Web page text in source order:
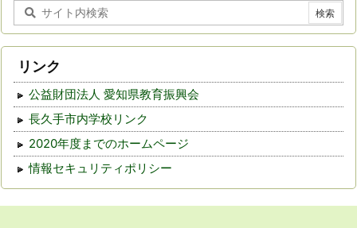
リンク
公益財団法人 愛知県教育振興会
長久手市内学校リンク
2020年度までのホームページ
情報セキュリティポリシー